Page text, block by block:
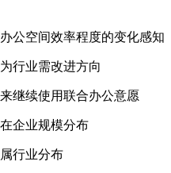
公空间效率程度的变化感知
行业需改进方向
继续使用联合办公意愿
企业规模分布
行业分布